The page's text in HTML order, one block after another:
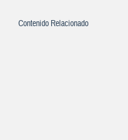
Contenido Relacionado